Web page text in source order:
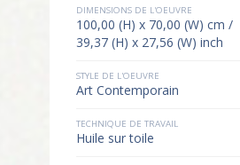
DIMENSIONS DE L'OEUVRE
100,00 (H) x 70,00 (W) cm /
39,37 (H) x 27,56 (W) inch
STYLE DE L'OEUVRE
Art Contemporain
TECHNIQUE DE TRAVAIL
Huile sur toile